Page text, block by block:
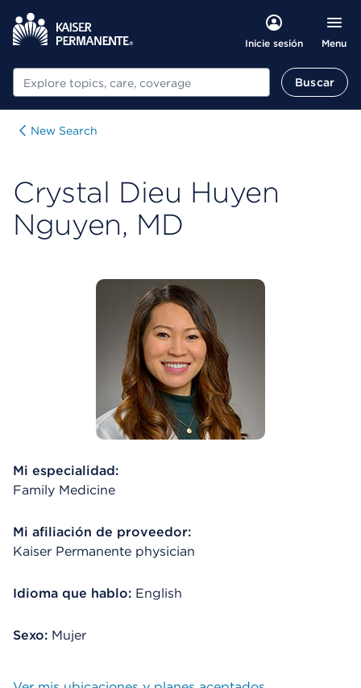
Inicie sesión Menu
Buscar Buscar
New Search
Crystal Dieu Huyen
Nguyen, MD
Mi especialidad:
Family Medicine
Mi afiliación de proveedor:
Kaiser Permanente physician
Idioma que hablo: English
Sexo: Mujer